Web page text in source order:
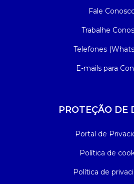
Fale
Trabalhe
Telefones
E-mails para
PROTEÇÃO DE
Portal de
Política de
Política de